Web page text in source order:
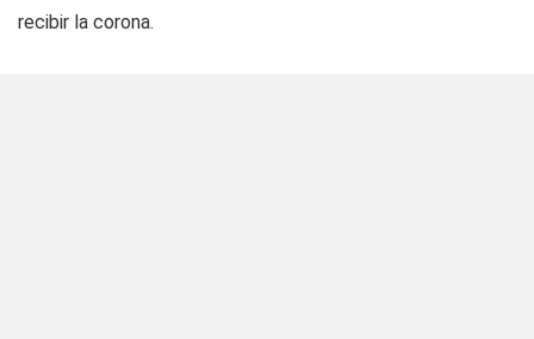
recibir la corona.